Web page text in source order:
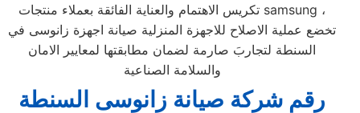
تكريس الاهتمام والعناية الفائقة بعملاء منتجات samsung ،
تخضع عملية الاصلاح للاجهزة المنزلية صيانة اجهزة زانوسى في
السنطة لتجاربَ صارمة لضمان مطابقتها لمعايير الامان
والسلامة الصناعية
رقم شركة صيانة زانوسى السنطة